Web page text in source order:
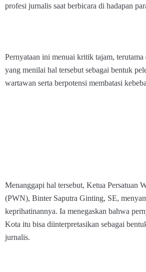
profesi jurnalis saat berbicara di hadapan
Pernyataan ini menuai kritik tajam, terutama
yang menilai hal tersebut sebagai bentuk
wartawan serta berpotensi membatasi
Menanggapi hal tersebut, Ketua Persatuan
(PWN), Binter Saputra Ginting, SE,
keprihatinannya. Ia menegaskan bahwa
Kota itu bisa diinterpretasikan sebagai
jurnalis.